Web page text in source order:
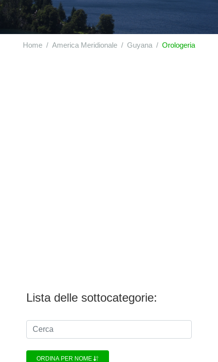
Home America Meridionale Guyana Orologeria
Lista delle sottocategorie:
ORDINA PER NOME